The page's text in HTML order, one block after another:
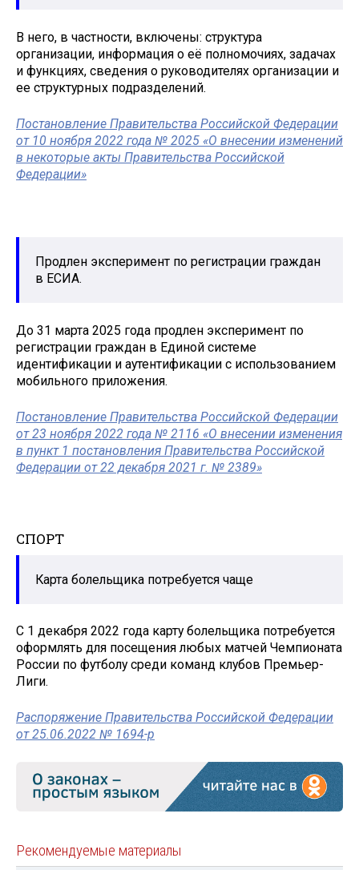
В него, в частности, включены: структура
организации, информация о её полномочиях, задачах
и функциях, сведения о руководителях организации и
ее структурных подразделений.
Постановление Правительства Российской Федерации
от 10 ноября 2022 года № 2025 «О внесении изменений
в некоторые акты Правительства Российской
Федерации»
Продлен эксперимент по регистрации граждан
в ЕСИА.
До 31 марта 2025 года продлен эксперимент по
регистрации граждан в Единой системе
идентификации и аутентификации с использованием
мобильного приложения.
Постановление Правительства Российской Федерации
от 23 ноября 2022 года № 2116 «О внесении изменения
в пункт 1 постановления Правительства Российской
Федерации от 22 декабря 2021 г. № 2389»
СПОРТ
Карта болельщика потребуется чаще
С 1 декабря 2022 года карту болельщика потребуется
оформлять для посещения любых матчей Чемпионата
России по футболу среди команд клубов Премьер-
Лиги.
Распоряжение Правительства Российской Федерации
от 25.06.2022 № 1694-р
Рекомендуемые материалы